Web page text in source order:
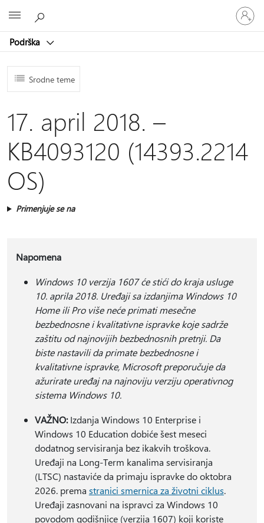
Podrška
Prijavite
se
na
Srodne teme
17. april 2018. –
KB4093120 (14393.2214
OS)
Primenjuje se na
Napomena
Windows 10 verzija 1607 će stići do kraja usluge
10. aprila 2018. Uređaji sa izdanjima Windows 10
Home ili Pro više neće primati mesečne
bezbednosne i kvalitativne ispravke koje sadrže
zaštitu od najnovijih bezbednosnih pretnji. Da
biste nastavili da primate bezbednosne i
kvalitativne ispravke, Microsoft preporučuje da
ažurirate uređaj na najnoviju verziju operativnog
sistema Windows 10.
VAŽNO:Izdanja Windows 10 Enterprise i
Windows 10 Education dobiće šest meseci
dodatnog servisiranja bez ikakvih troškova.
Uređaji na Long-Term kanalima servisiranja
(LTSC) nastaviće da primaju ispravke do oktobra
2026. prema stranici smernica za životni ciklus.
Uređaji zasnovani na ispravci za Windows 10
povodom godišnjice (verzija 1607) koji koriste